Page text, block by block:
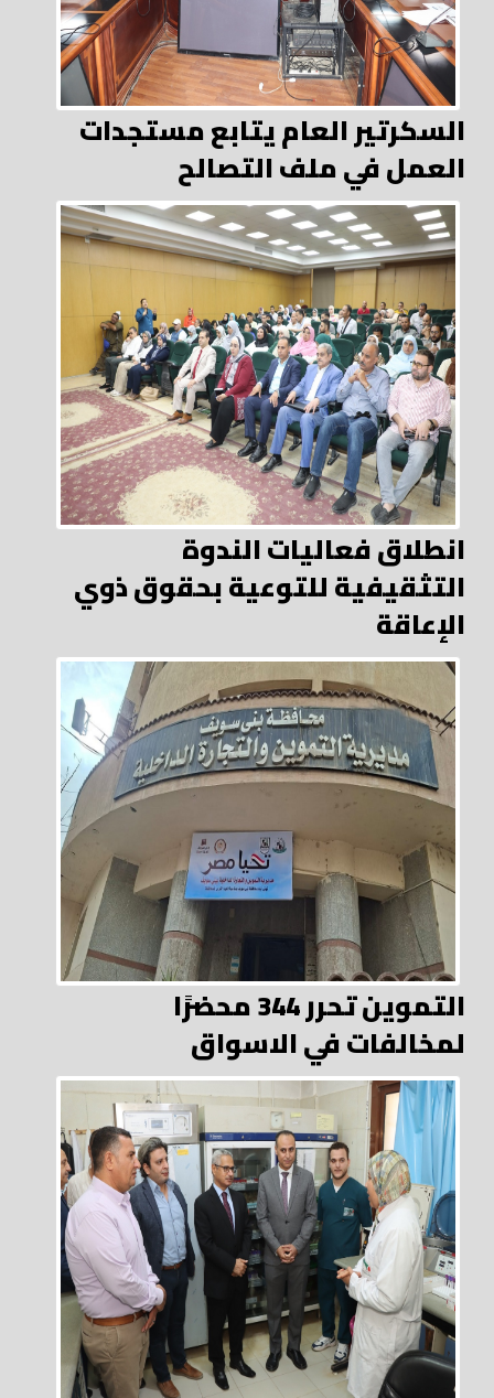
السكرتير العام يتابع مستجدات
العمل في ملف التصالح
انطلاق فعاليات الندوة
التثقيفية للتوعية بحقوق ذوي
الإعاقة
التموين تحرر 344 محضرًا
لمخالفات في الاسواق